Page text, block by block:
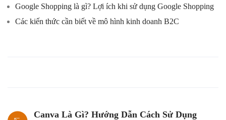
Google Shopping là gì? Lợi ích khi sử dụng Google Shopping
Các kiến thức cần biết về mô hình kinh doanh B2C
Canva Là Gì? Hướng Dẫn Cách Sử Dụng